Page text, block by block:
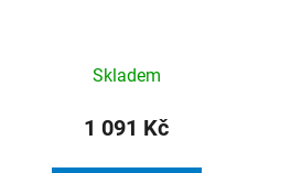
Skladem
1 091 Kč